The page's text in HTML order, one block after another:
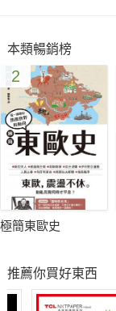
案，「兩個小兒為
年代白色恐怖，
府最後肅清的地區
官；有人卻莫名慘
首位客家籍立法院
何改名換姓？晚年
海外？首位客家籍
年農林處（廳）長
在威權政治年代
本類暢銷榜
2
極簡東歐史
推薦你買好東西